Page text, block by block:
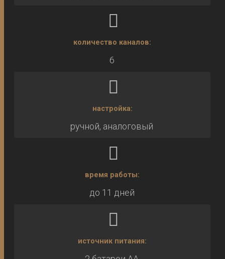
количество каналов:
6
настройка:
ручной, аналоговый
время работы:
до 11 дней
источник питания: